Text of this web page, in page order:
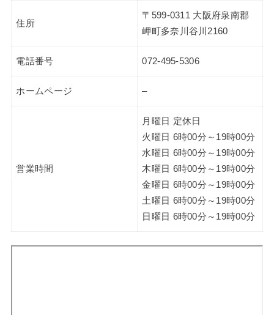
住所
〒599-0311 大阪府泉南郡
岬町多奈川谷川2160
電話番号 072-495-5306
ホームページ –
営業時間
月曜日 定休日
火曜日 6時00分～19時00分
水曜日 6時00分～19時00分
木曜日 6時00分～19時00分
金曜日 6時00分～19時00分
土曜日 6時00分～19時00分
日曜日 6時00分～19時00分